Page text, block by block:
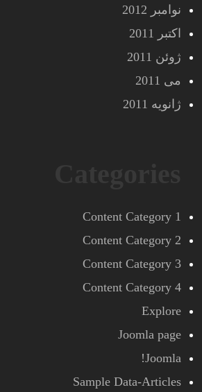
نوامبر 2012
اکتبر 2011
ژوئن 2011
می 2011
ژانویه 2011
Content Category 1
Content Category 2
Content Category 3
Content Category 4
Explore
Joomla page
Joomla!
Sample Data-Articles